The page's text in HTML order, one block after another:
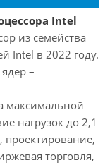
Intel
из семейства
Intel в 2022 году.
–
максимальной
нагрузок до 2,1
проектирование,
торговля,